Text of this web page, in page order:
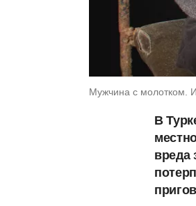
Мужчина с молотком.
В
вреда